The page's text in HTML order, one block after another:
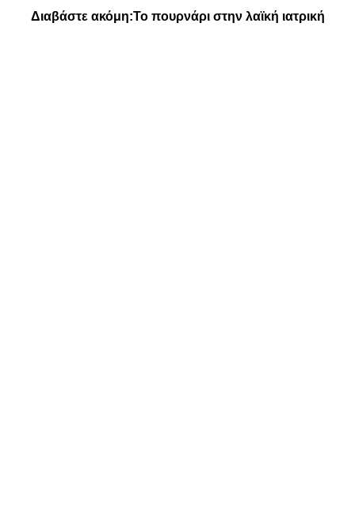
Διαβάστε ακόμη:Το πουρνάρι στην λαϊκή ιατρική